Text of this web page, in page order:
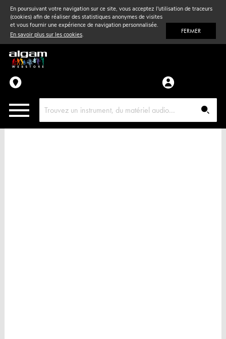
En poursuivant votre navigation sur ce site, vous acceptez l'utilisation de traceurs
(cookies) afin de réaliser des statistiques anonymes de visites
et vous fournir une expérience de navigation personnalisée.
En savoir plus sur les cookies. FERMER
Vent& Violon
Accessoires
Pièces détachées